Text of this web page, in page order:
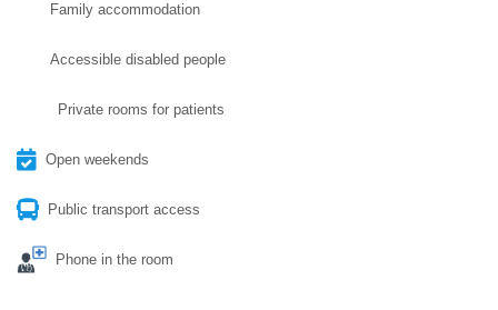
Family accommodation
Accessible disabled people
Private rooms for patients
Open weekends
Public transport access
Phone in the room